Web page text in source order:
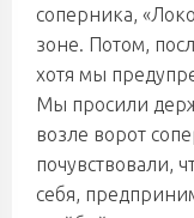
соперника,
зоне. Потом,
хотя мы
Мы просили
возле ворот
почувствовали,
себя,